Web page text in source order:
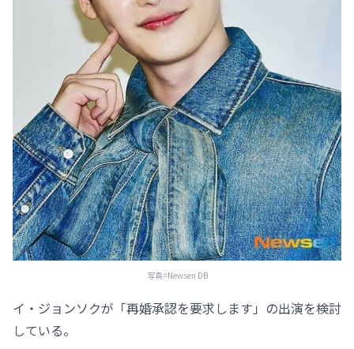
写真=Newsen DB
イ・ジョンソクが「再婚承認を要求します」の出演を検討
している。